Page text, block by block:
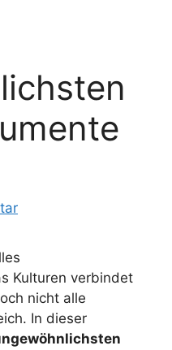
Kulturen verbindet
nicht alle
In dieser